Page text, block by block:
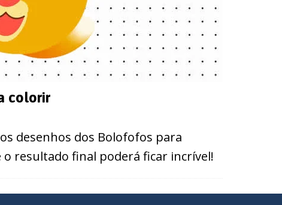
colorir
desenhos dos Bolofofos para
resultado final poderá ficar incrível!